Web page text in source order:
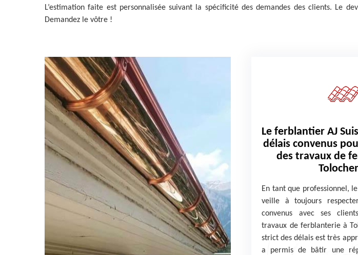
L’estimation faite est personnalisée suivant la spécificité des demandes des clients. Le
Demandez le vôtre !
Le ferblantier AJ
délais convenus
des travaux de
En tant que professionnel,
veille à toujours
convenus avec ses
travaux de ferblanterie à
strict des délais est très
a permis de bâtir une